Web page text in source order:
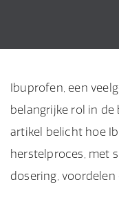
Ibuprofen, een
belangrijke rol in de
artikel belicht hoe
herstelproces, met
dosering,